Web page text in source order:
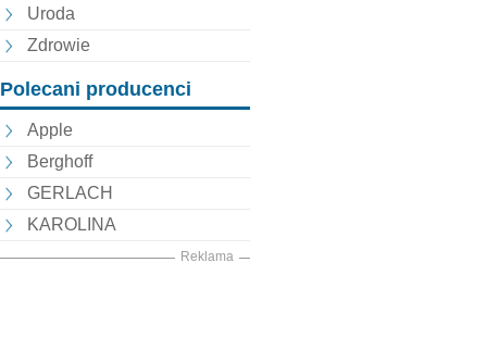
Uroda
Zdrowie
Polecani producenci
Apple
Berghoff
GERLACH
KAROLINA
Reklama